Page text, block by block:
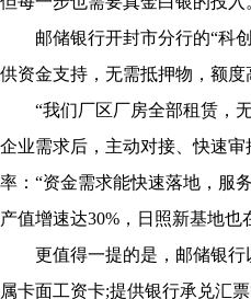
邮储银行开封市分行的“科创
供资金支持，无需抵押物，额
“我们厂区厂房全部租赁，无
企业需求后，主动对接、快速
率：“资金需求能快速落地，服
产值增速达30%，日照新基地也
更值得一提的是，邮储银行
属卡面工资卡;提供银行承兑汇